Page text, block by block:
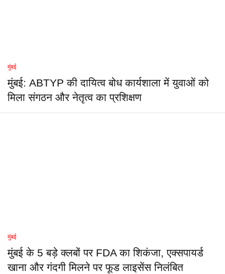
मुंबई
मुंबई: ABTYP की दायित्व बोध कार्यशाला में युवाओं को
मिला संगठन और नेतृत्व का प्रशिक्षण
मुंबई
मुंबई के 5 बड़े क्लबों पर FDA का शिकंजा, एक्सपायर्ड
खाना और गंदगी मिलने पर फूड लाइसेंस निलंबित